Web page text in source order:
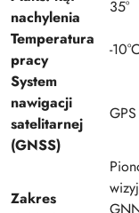
nachylenia
35°
Temperatura
pracy
-
System
nawigacji
satelitarnej
(GNSS)
Zakres